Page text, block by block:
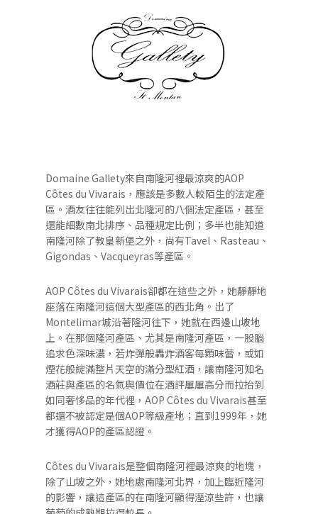
Domaine Gallety來自南隆河裡最涼爽的AOP
Côtes du Vivarais，應該是多數人較陌生的法定產
區。酒友往往能列出北隆河的八個法定產區，甚至
還能細數南北排序、品種規定比例；多半也能知道
南隆河除了教皇新堡之外，尚有Tavel、Rasteau、
Gigondas、Vacqueyras等產區。
AOP Côtes du Vivarais卻都在這些之外，她靜靜地
座落在南隆河這個大型產區的西北角。出了
Montelimar城沿著隆河往下，她就在西邊山坡地
上。在那個隆河產區、尤其是南隆河產區，一股腦
追求色深味濃，若炸彈般轟炸酒客每顆味蕾，或如
煙花般綻滿整片天空的滿分型紅酒，讓南隆河知名
酒莊與產區的名氣與價位在酒評屢屢高分而拉抬到
如同奢恀品的年代裡，AOP Côtes du Vivarais甚至
都還不被認定是個AOP等級產地；直到1999年，她
才獲得AOP的產區認證。
Côtes du Vivarais是整個南隆河裡最涼爽的地塊，
除了山坡之外，她地處南隆河北界，加上臨近隆河
的影響，讓這產區的在南隆河顯得溼涼些許，也讓